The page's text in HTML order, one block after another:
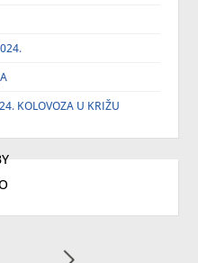
KOLOVOZA U KRIŽU